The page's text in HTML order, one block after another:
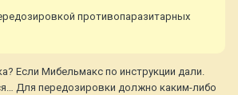
противопаразитарных
Если Мибельмакс по инструкции дали.
Для передозировки должно каким-либо